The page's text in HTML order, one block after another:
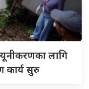
लागि
कार्य सुरु